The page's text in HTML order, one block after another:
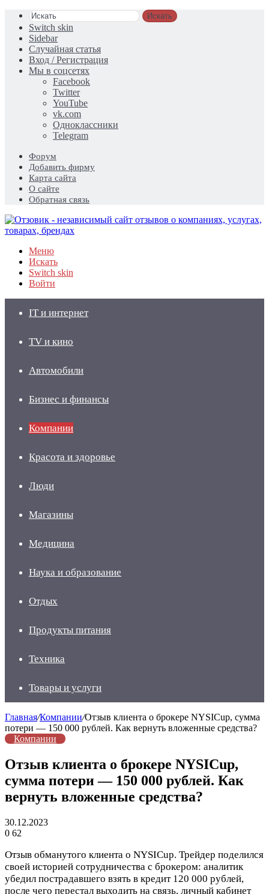
Искать
Switch skin
Sidebar
Случайная статья
Вход / Регистрация
Мы в соцсетях
Facebook
Twitter
YouTube
vk.com
Одноклассники
Telegram
Форум
Добавить фирму
Карта сайта
О сайте
Обратная связь
Меню
Искать
Switch skin
Войти
IT и интернет
TV и кино
Автомобили
Бизнес и финансы
Компании
Красота и здоровье
Люди
Магазины
Медицина
Наука и образование
Отдых
Продукты питания
Техника
Товары и услуги
Главная/Компании/Отзыв клиента о брокере NYSICup, сумма
потери — 150 000 рублей. Как вернуть вложенные средства?
Компании
Отзыв клиента о брокере NYSICup,
сумма потери — 150 000 рублей. Как
вернуть вложенные средства?
30.12.2023
0 62
Отзыв обманутого клиента о NYSICup. Трейдер поделился
своей историей сотрудничества с брокером: аналитик
убедил пострадавшего взять в кредит 120 000 рублей,
после чего перестал выходить на связь, личный кабинет